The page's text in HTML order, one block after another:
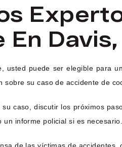
Davis,
puede ser elegible para
su caso de accidente de
su caso, discutir los próximos
informe policial si es necesario.